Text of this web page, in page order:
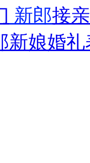
拳打脚踢
新郎接
新娘婚